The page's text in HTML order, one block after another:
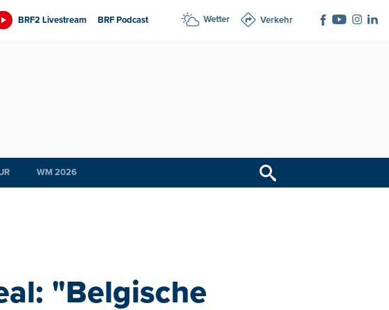
BRF2 Livestream BRF Podcast Wetter Verkehr
WM 2026
"Belgische